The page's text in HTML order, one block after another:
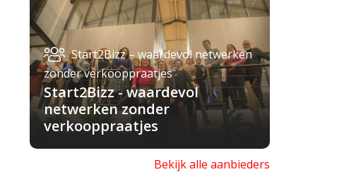
Start2Bizz – waardevol netwerken
zonder verkooppraatjes
Start2Bizz - waardevol
netwerken zonder
verkooppraatjes
Bekijk alle aanbieders